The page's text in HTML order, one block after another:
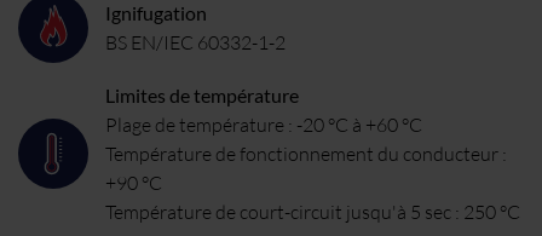
Ignifugation
BS EN/IEC 60332-1-2
Limites de température
Plage de température : -20 °C à +60 °C
Température de fonctionnement du conducteur :
+90 °C
Température de court-circuit jusqu'à 5 sec : 250 °C